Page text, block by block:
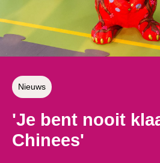
Nieuws
'Je bent nooit
Chinees'